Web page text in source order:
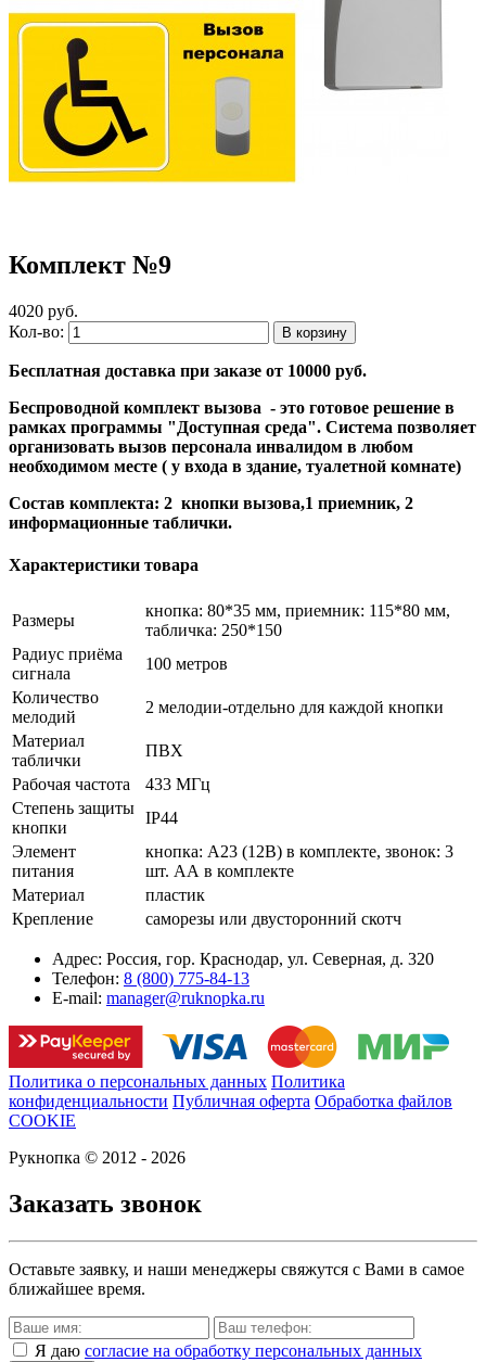
Комплект №9
4020 руб.
Кол-во:
Бесплатная доставка при заказе от 10000 руб.
Беспроводной комплект вызова - это готовое решение в
рамках программы "Доступная среда". Система позволяет
организовать вызов персонала инвалидом в любом
необходимом месте ( у входа в здание, туалетной комнате)
Состав комплекта: 2 кнопки вызова,1 приемник, 2
информационные таблички.
Характеристики товара
Размеры
кнопка: 80*35 мм, приемник: 115*80 мм,
табличка: 250*150
Радиус приёма
сигнала
100 метров
Количество
мелодий
2 мелодии-отдельно для каждой кнопки
Материал
таблички
ПВХ
Рабочая частота
433 МГц
Степень защиты
кнопки
IP44
Элемент
питания
кнопка: А23 (12B) в комплекте, звонок: 3
шт. АА в комплекте
Материал
пластик
Крепление
саморезы или двусторонний скотч
Адрес: Россия, гор. Краснодар, ул. Северная, д. 320
Телефон: 8 (800) 775-84-13
E-mail: manager@ruknopka.ru
Политика о персональных данных Политика
конфиденциальности Публичная оферта Обработка файлов
COOKIE
Рукнопка © 2012 - 2026
Заказать звонок
Оставьте заявку, и наши менеджеры свяжутся с Вами в самое
ближайшее время.
Я даю согласие на обработку персональных данных